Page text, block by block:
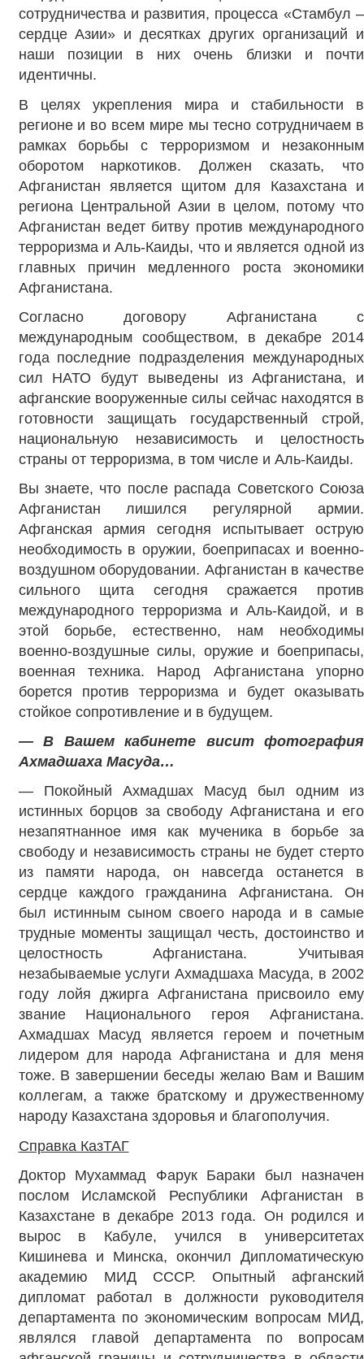
сотрудничества и развития, процесса «Стамбул –
сердце Азии» и десятках других организаций и
наши позиции в них очень близки и почти
идентичны.
В целях укрепления мира и стабильности в
регионе и во всем мире мы тесно сотрудничаем в
рамках борьбы с терроризмом и незаконным
оборотом наркотиков. Должен сказать, что
Афганистан является щитом для Казахстана и
региона Центральной Азии в целом, потому что
Афганистан ведет битву против международного
терроризма и Аль-Каиды, что и является одной из
главных причин медленного роста экономики
Афганистана.
Согласно договору Афганистана с
международным сообществом, в декабре 2014
года последние подразделения международных
сил НАТО будут выведены из Афганистана, и
афганские вооруженные силы сейчас находятся в
готовности защищать государственный строй,
национальную независимость и целостность
страны от терроризма, в том числе и Аль-Каиды.
Вы знаете, что после распада Советского Союза
Афганистан лишился регулярной армии.
Афганская армия сегодня испытывает острую
необходимость в оружии, боеприпасах и военно-
воздушном оборудовании. Афганистан в качестве
сильного щита сегодня сражается против
международного терроризма и Аль-Каидой, и в
этой борьбе, естественно, нам необходимы
военно-воздушные силы, оружие и боеприпасы,
военная техника. Народ Афганистана упорно
борется против терроризма и будет оказывать
стойкое сопротивление и в будущем.
— В Вашем кабинете висит фотография
Ахмадшаха Масуда…
— Покойный Ахмадшах Масуд был одним из
истинных борцов за свободу Афганистана и его
незапятнанное имя как мученика в борьбе за
свободу и независимость страны не будет стерто
из памяти народа, он навсегда останется в
сердце каждого гражданина Афганистана. Он
был истинным сыном своего народа и в самые
трудные моменты защищал честь, достоинство и
целостность Афганистана. Учитывая
незабываемые услуги Ахмадшаха Масуда, в 2002
году лойя джирга Афганистана присвоило ему
звание Национального героя Афганистана.
Ахмадшах Масуд является героем и почетным
лидером для народа Афганистана и для меня
тоже. В завершении беседы желаю Вам и Вашим
коллегам, а также братскому и дружественному
народу Казахстана здоровья и благополучия.
Справка КазТАГ
Доктор Мухаммад Фарук Бараки был назначен
послом Исламской Республики Афганистан в
Казахстане в декабре 2013 года. Он родился и
вырос в Кабуле, учился в университетах
Кишинева и Минска, окончил Дипломатическую
академию МИД СССР. Опытный афганский
дипломат работал в должности руководителя
департамента по экономическим вопросам МИД,
являлся главой департамента по вопросам